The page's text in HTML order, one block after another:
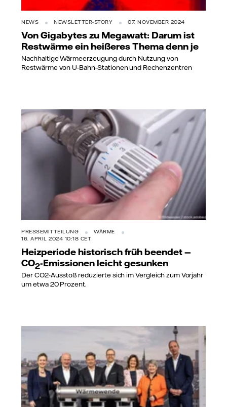
NEWS NEWSLETTER-STORY 07. NOVEMBER 2024
Von Gigabytes zu Megawatt: Darum ist
Restwärme ein heißeres Thema denn je
Nachhaltige Wärmeerzeugung durch Nutzung von
Restwärme von U-Bahn-Stationen und Rechenzentren
PRESSEMITTEILUNG
WÄRME
16. APRIL 2024 10:18 CET
Heizperiode historisch früh beendet —
CO2-Emissionen leicht gesunken
Der CO2-Ausstoß reduzierte sich im Vergleich zum Vorjahr
um etwa 20 Prozent.